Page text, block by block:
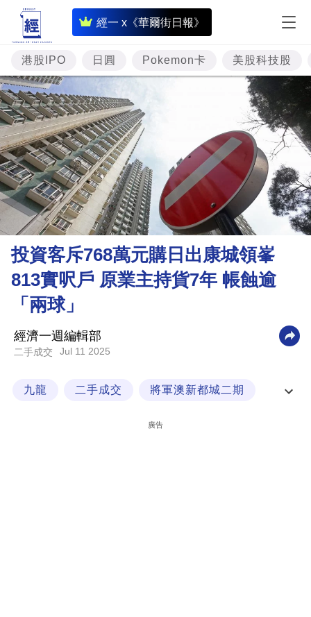
經一 x《華爾街日報》
即
時
財
經
專
題
投
資
樓
理
財
商
科
技
場
港股IPO 日圓 Pokemon卡 美股科技股
投資客斥768萬元購日出康城領峯
813實呎戶 原業主持貨7年 帳蝕逾
「兩球」
經濟一週編輯部
二手成交 Jul 11 2025
九龍 二手成交 將軍澳新都城二期
廣告